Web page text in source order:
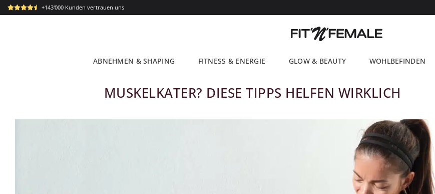
Zum
Inhalt
+143'000 Kunden vertrauen uns
ABNEHMEN & SHAPING FITNESS & ENERGIE GLOW & BEAUTY WOHLBEFINDEN
MUSKELKATER? DIESE TIPPS HELFEN WIRKLICH